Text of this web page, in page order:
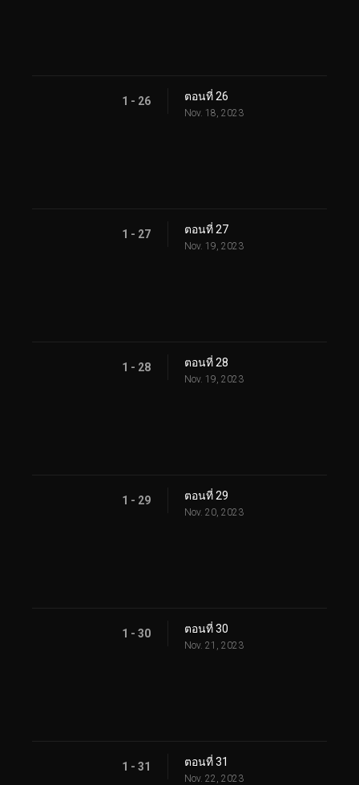
1 - 26 ตอนที่ 26
Nov. 18, 2023
1 - 27 ตอนที่ 27
Nov. 19, 2023
1 - 28 ตอนที่ 28
Nov. 19, 2023
1 - 29 ตอนที่ 29
Nov. 20, 2023
1 - 30 ตอนที่ 30
Nov. 21, 2023
1 - 31 ตอนที่ 31
Nov. 22, 2023